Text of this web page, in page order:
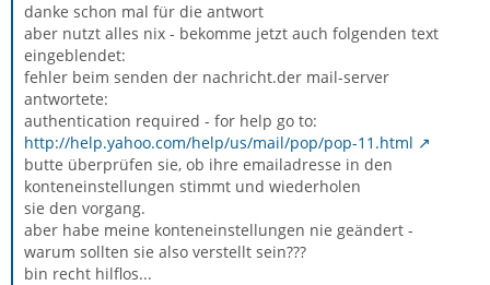
danke schon mal für die antwort
aber nutzt alles nix - bekomme jetzt auch folgenden text
eingeblendet:
fehler beim senden der nachricht.der mail-server
antwortete:
authentication required - for help go to:
http://help.yahoo.com/help/us/mail/pop/pop-11.html
butte überprüfen sie, ob ihre emailadresse in den
konteneinstellungen stimmt und wiederholen
sie den vorgang.
aber habe meine konteneinstellungen nie geändert -
warum sollten sie also verstellt sein???
bin recht hilflos...